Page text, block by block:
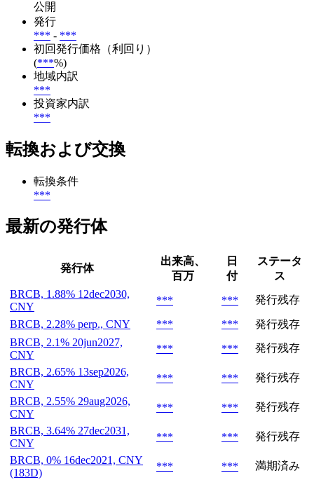
公開
発行
*** - ***
初回発行価格（利回り）
(***%)
地域内訳
***
投資家内訳
***
転換および交換
転換条件
***
最新の発行体
発行体
出来高、
百万
日
付
ステータ
ス
BRCB, 1.88% 12dec2030,
CNY
*** *** 発行残存
BRCB, 2.28% perp., CNY *** ***
発行残存
BRCB, 2.1% 20jun2027,
CNY
*** ***
発行残存
BRCB, 2.65% 13sep2026,
CNY
*** ***
発行残存
BRCB, 2.55% 29aug2026,
CNY
*** ***
発行残存
BRCB, 3.64% 27dec2031,
CNY
*** ***
発行残存
BRCB, 0% 16dec2021, CNY
(183D)
*** ***
満期済み